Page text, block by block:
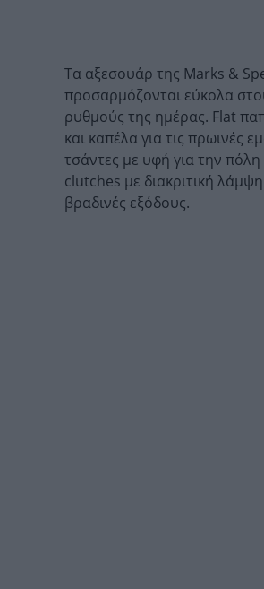
Τα αξεσουάρ της Marks &
προσαρμόζονται εύκολα
ρυθμούς της ημέρας. Flat
και καπέλα για τις πρωινές
τσάντες με υφή για την πόλη
clutches με διακριτική λάμψη
βραδινές εξόδους.